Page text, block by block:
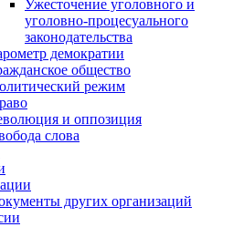
Ужесточение уголовного и
уголовно-процесуального
законодательства
демократии
общество
режим
и оппозиция
слова
других организаций